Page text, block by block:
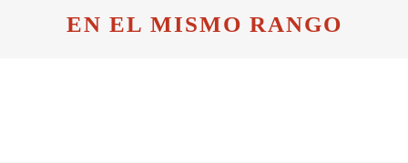
EN EL MISMO RANGO